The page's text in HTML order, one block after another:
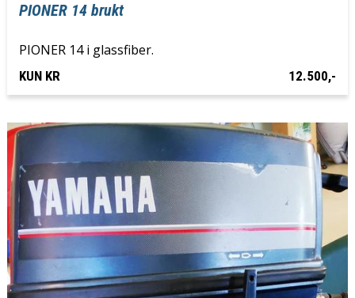
PIONER 14 brukt
PIONER 14 i glassfiber.
KUN KR 12.500,-